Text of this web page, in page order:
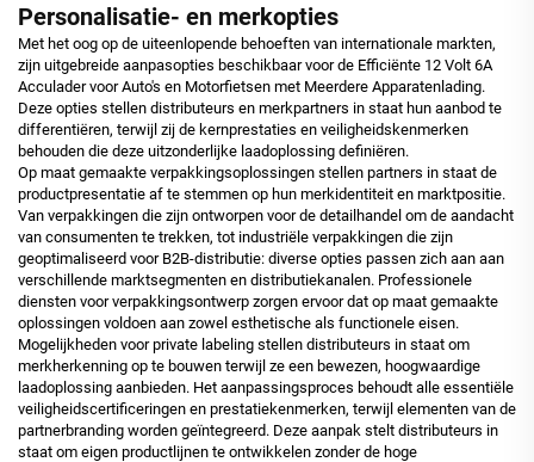
Personalisatie- en merkopties
Met het oog op de uiteenlopende behoeften van internationale markten,
zijn uitgebreide aanpasopties beschikbaar voor de Efficiënte 12 Volt 6A
Acculader voor Auto's en Motorfietsen met Meerdere Apparatenlading.
Deze opties stellen distributeurs en merkpartners in staat hun aanbod te
differentiëren, terwijl zij de kernprestaties en veiligheidskenmerken
behouden die deze uitzonderlijke laadoplossing definiëren.
Op maat gemaakte verpakkingsoplossingen stellen partners in staat de
productpresentatie af te stemmen op hun merkidentiteit en marktpositie.
Van verpakkingen die zijn ontworpen voor de detailhandel om de aandacht
van consumenten te trekken, tot industriële verpakkingen die zijn
geoptimaliseerd voor B2B-distributie: diverse opties passen zich aan aan
verschillende marktsegmenten en distributiekanalen. Professionele
diensten voor verpakkingsontwerp zorgen ervoor dat op maat gemaakte
oplossingen voldoen aan zowel esthetische als functionele eisen.
Mogelijkheden voor private labeling stellen distributeurs in staat om
merkherkenning op te bouwen terwijl ze een bewezen, hoogwaardige
laadoplossing aanbieden. Het aanpassingsproces behoudt alle essentiële
veiligheidscertificeringen en prestatiekenmerken, terwijl elementen van de
partnerbranding worden geïntegreerd. Deze aanpak stelt distributeurs in
staat om eigen productlijnen te ontwikkelen zonder de hoge